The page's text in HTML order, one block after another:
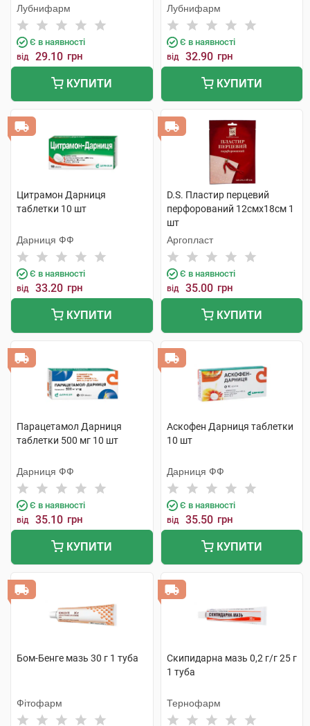
Лубнифарм
Є в наявності
від 29.10 грн
КУПИТИ
Лубнифарм
Є в наявності
від 32.90 грн
КУПИТИ
Цитрамон Дарниця
таблетки 10 шт
Дарниця ФФ
Є в наявності
від 33.20 грн
КУПИТИ
D.S. Пластир перцевий
перфорований 12смх18см 1
шт
Аргопласт
Є в наявності
від 35.00 грн
КУПИТИ
Парацетамол Дарниця
таблетки 500 мг 10 шт
Дарниця ФФ
Є в наявності
від 35.10 грн
КУПИТИ
Аскофен Дарниця таблетки
10 шт
Дарниця ФФ
Є в наявності
від 35.50 грн
КУПИТИ
Бом-Бенге мазь 30 г 1 туба
Фітофарм
Скипидарна мазь 0,2 г/г 25 г
1 туба
Тернофарм